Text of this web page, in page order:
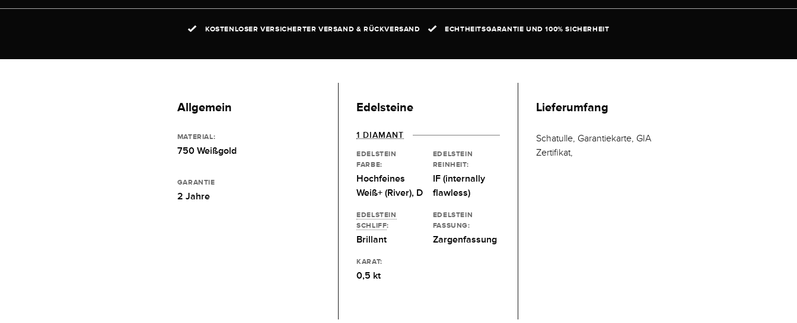
KOSTENLOSER VERSICHERTER VERSAND & RÜCKVERSAND ECHTHEITSGARANTIE UND 100% SICHERHEIT
Allgemein
MATERIAL:
750 Weißgold
GARANTIE
2 Jahre
Edelsteine
1 DIAMANT
EDELSTEIN
FARBE:
Hochfeines
Weiß+ (River), D
EDELSTEIN
REINHEIT:
IF (internally
flawless)
EDELSTEIN
SCHLIFF:
Brillant
EDELSTEIN
FASSUNG:
Zargenfassung
KARAT:
0,5 kt
Lieferumfang
Schatulle, Garantiekarte, GIA
Zertifikat,